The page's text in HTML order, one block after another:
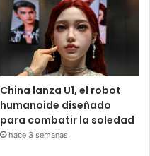
China lanza U1, el robot
humanoide diseñado
para combatir la soledad
hace 3 semanas